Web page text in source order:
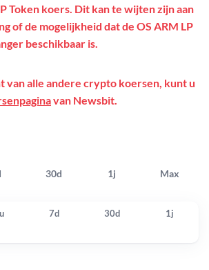
30d 1j Max
Token koers. Dit kan te wijten zijn aan
of de mogelijkheid dat de OS ARM LP
beschikbaar is.
van alle andere crypto koersen, kunt u
van Newsbit.
7d 30d 1j